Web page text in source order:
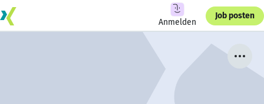
Anmelden
Job posten